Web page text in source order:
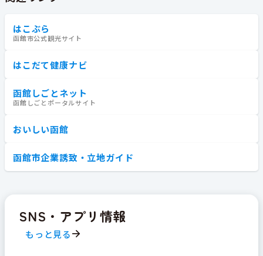
はこぶら
函館市公式観光サイト
はこだて健康ナビ
函館しごとネット
函館しごとポータルサイト
おいしい函館
函館市企業誘致・立地ガイド
SNS・アプリ情報
もっと見る